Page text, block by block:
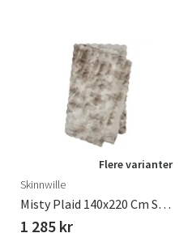
Flere varianter
Skinnwille
Misty Plaid 140x220 Cm Sand
1 285 kr